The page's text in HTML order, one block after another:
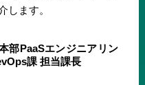
します。
部PaaSエンジニアリン
課 担当課長